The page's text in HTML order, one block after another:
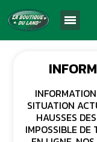
SITUATION
HAUSSES
IMPOSSIBLE DE